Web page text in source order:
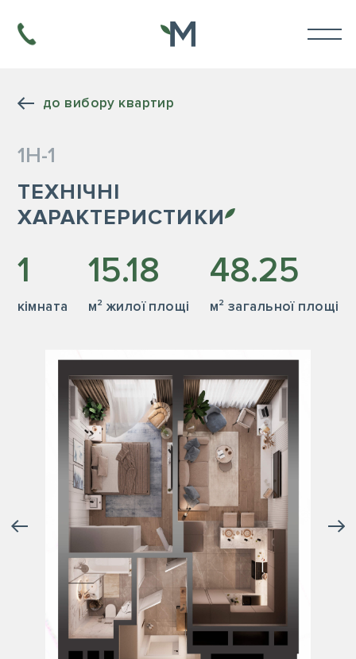
до вибору квартир
1Н-1
ТЕХНІЧНІ
ХАРАКТЕРИСТИКИ
1
кiмната
15.18
м² жилої площі
48.25
м² загальної площі